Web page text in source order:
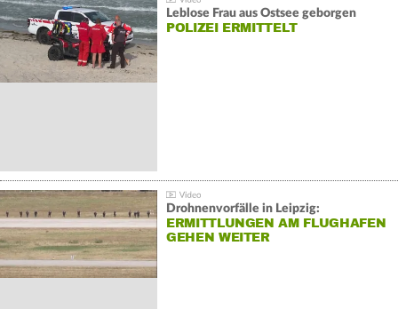
Leblose Frau aus Ostsee geborgen
POLIZEI ERMITTELT
Drohnenvorfälle in Leipzig:
ERMITTLUNGEN AM FLUGHAFEN
GEHEN WEITER